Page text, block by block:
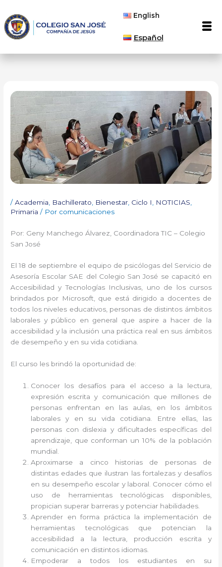
contenido
English
Español
/Academia Bachillerato Bienestar Ciclo I NOTICIAS
Primaria / Por comunicaciones
Por: Geny Manchego Álvarez, Coordinadora TIC – Colegio
San José
El 18 de septiembre el equipo de psicólogas del Servicio de
Asesoría Escolar SAE del Colegio San José se capacitó en
Accesibilidad y Tecnologías Inclusivas, uno de los cursos
brindados por Microsoft, que está dirigido a docentes de
todos los niveles educativos, personas de distintos ámbitos
laborales y público en general que aspire a hacer de la
accesibilidad y la inclusión una práctica real en sus ámbitos
de desempeño y en su vida cotidiana.
El curso les brindó la oportunidad de:
Conocer los desafíos para el acceso a la lectura,
expresión escrita y comunicación que millones de
personas enfrentan en las aulas, en los ámbitos
laborales y en su vida cotidiana. Entre ellas, las
personas con dislexia y dificultades específicas del
aprendizaje, que conforman un 10% de la población
mundial.
Aproximarse a cinco historias de personas de
distintas edades que ilustran las fortalezas y desafíos
en su desempeño escolar y laboral. Conocer cómo el
uso de herramientas tecnológicas disponibles,
propician superar barreras y potenciar habilidades.
Aprender en forma práctica la implementación de
herramientas tecnológicas que potencian la
accesibilidad a la lectura, producción escrita y
comunicación en distintos idiomas.
Empoderar a todos los estudiantes en su